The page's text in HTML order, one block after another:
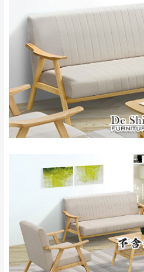
＊A108產品
新北
$ 9,000以
$ 9,000以
NT$500元
＊A108產品
苗栗
$ 9,000以
運費
$ 9,000以
NT$500元
＊A108產品
配送範圍：
苗栗至基隆；其它地
地型限制(山區、鄉
法搬運上樓等因素，
保有出貨的權利。
保護物流人員的工作
服務，若需以吊車或
費用將由買方自行支
因大型傢俱有組裝、
快速到貨商品，無法
機當天到貨前皆會再
天在家等貨，以節省
由於百貨公司配送較
至百貨公司內部。
發票寄送：
若您選擇三聯式或索取兩聯